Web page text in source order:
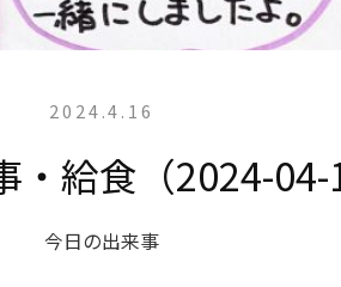
2024.4.16
給食（2024-04-
今日の出来事